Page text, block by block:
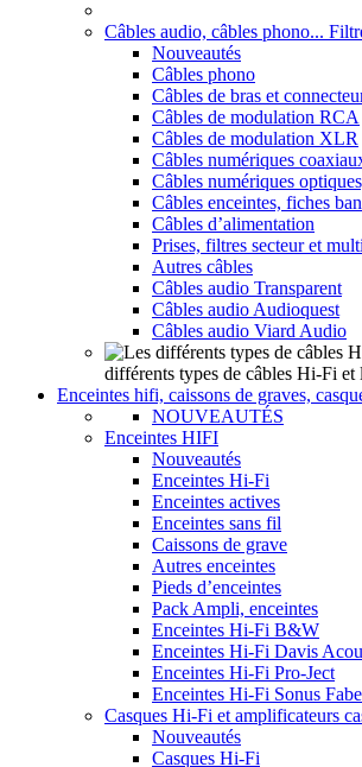
Câbles audio, câbles phono...
Nouveautés
Câbles phono
Câbles de bras et
Câbles de modulation RCA
Câbles de modulation XLR
Câbles numériques
Câbles numériques
Câbles enceintes, fiches
Câbles d’alimentation
Prises, filtres secteur et
Autres câbles
Câbles audio Transparent
Câbles audio Audioquest
Câbles audio Viard Audio
différents types de câbles Hi-Fi et
Enceintes hifi, caissons de graves,
NOUVEAUTÉS
Enceintes HIFI
Nouveautés
Enceintes Hi-Fi
Enceintes actives
Enceintes sans fil
Caissons de grave
Autres enceintes
Pieds d’enceintes
Pack Ampli, enceintes
Enceintes Hi-Fi B&W
Enceintes Hi-Fi Davis
Enceintes Hi-Fi Pro-Ject
Enceintes Hi-Fi Sonus
Casques Hi-Fi et amplificateurs
Nouveautés
Casques Hi-Fi